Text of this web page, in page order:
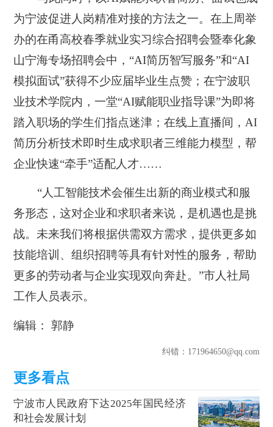
为宁波促进人岗精准对接的方法之一。在上周举
办的在甬高校春季就业实习综合招聘会暨奉化象
山宁海专场招聘会中，“AI简历智写服务”和“AI
模拟面试”获得不少应届毕业生点赞；在宁波职
业技术学院内，一堂“AI赋能职业指导课”为即将
踏入职场的学生们指点迷津；在线上直播间，AI
简历分析技术即时生成求职者三维能力模型，帮
企业快速“牵手”适配人才……
“人工智能技术会催生出新的商业模式和服
务形态，这对企业和求职者来说，是机遇也是挑
战。未来我们将根据供需双方需求，提供更多如
技能培训、组织招聘等具有针对性的服务，帮助
更多的劳动者与企业实现双向奔赴。”市人社局
工作人员表示。
编辑： 郭静
纠错：171964650@qq.com
宁波市人民政府下达2025年国民经济
和社会发展计划